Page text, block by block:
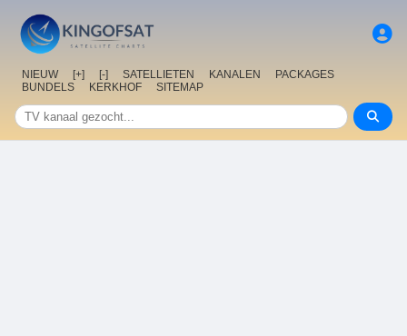
NIEUW [+] [-] SATELLIETEN KANALEN
PACKAGES
BUNDELS
KERKHOF SITEMAP